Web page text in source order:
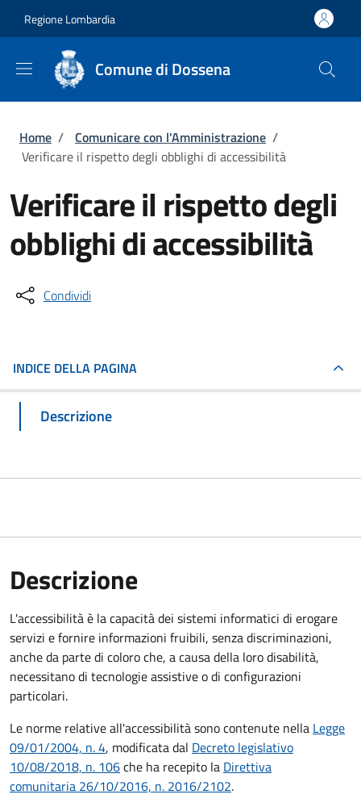
Regione Lombardia
Comune di Dossena
Briciole di pane
Home / Comunicare con l'Amministrazione /
Verificare il rispetto degli obblighi di accessibilità
Verificare il rispetto degli
obblighi di accessibilità
Condividi
INDICE DELLA PAGINA
Descrizione
Descrizione
L'accessibilità è la capacità dei sistemi informatici di erogare
servizi e fornire informazioni fruibili, senza discriminazioni,
anche da parte di coloro che, a causa della loro disabilità,
necessitano di tecnologie assistive o di configurazioni
particolari.
Le norme relative all'accessibilità sono contenute nella Legge
09/01/2004, n. 4, modificata dal Decreto legislativo
10/08/2018, n. 106che ha recepito la Direttiva
comunitaria 26/10/2016, n. 2016/2102.